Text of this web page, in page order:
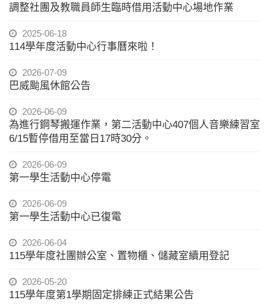
調整社團及教職員師生臨時借用活動中心場地作業
2025-06-18
114學年度活動中心行事曆來啦！
2026-07-09
巴威颱風休館公告
2026-06-09
為進行鋼琴搬運作業，第二活動中心407個人音樂練習室
6/15暫停借用至當日17時30分。
2026-06-09
第一學生活動中心停電
2026-06-09
第一學生活動中心已復電
2026-06-04
115學年度社團辦公室、置物櫃、儲藏室續用登記
2026-05-20
115學年度第1學期固定排練正式結果公告